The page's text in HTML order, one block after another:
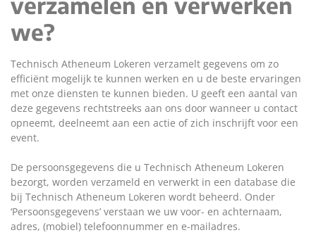
we?
Technisch Atheneum Lokeren verzamelt gegevens om zo
efficiënt mogelijk te kunnen werken en u de beste ervaringen
met onze diensten te kunnen bieden. U geeft een aantal van
deze gegevens rechtstreeks aan ons door wanneer u contact
opneemt, deelneemt aan een actie of zich inschrijft voor een
event.
De persoonsgegevens die u Technisch Atheneum Lokeren
bezorgt, worden verzameld en verwerkt in een database die
bij Technisch Atheneum Lokeren wordt beheerd. Onder
‘Persoonsgegevens’ verstaan we uw voor- en achternaam,
adres, (mobiel) telefoonnummer en e-mailadres.